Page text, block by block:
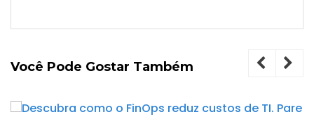
Você Pode Gostar Também